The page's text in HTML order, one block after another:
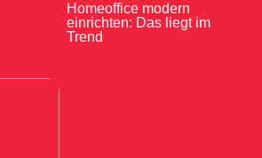
Homeoffice modern
einrichten: Das liegt im
Trend